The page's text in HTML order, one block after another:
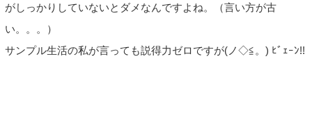
がしっかりしていないとダメなんですよね。（言い方が古
い。。。）
サンプル生活の私が言っても説得力ゼロですが(ノ◇≦。) ﾋﾞｪｰﾝ!!